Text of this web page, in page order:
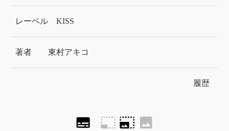
レーベル KISS
著者 東村アキコ
履歴
subtitles photo_size_select_small photo_size_select_large image